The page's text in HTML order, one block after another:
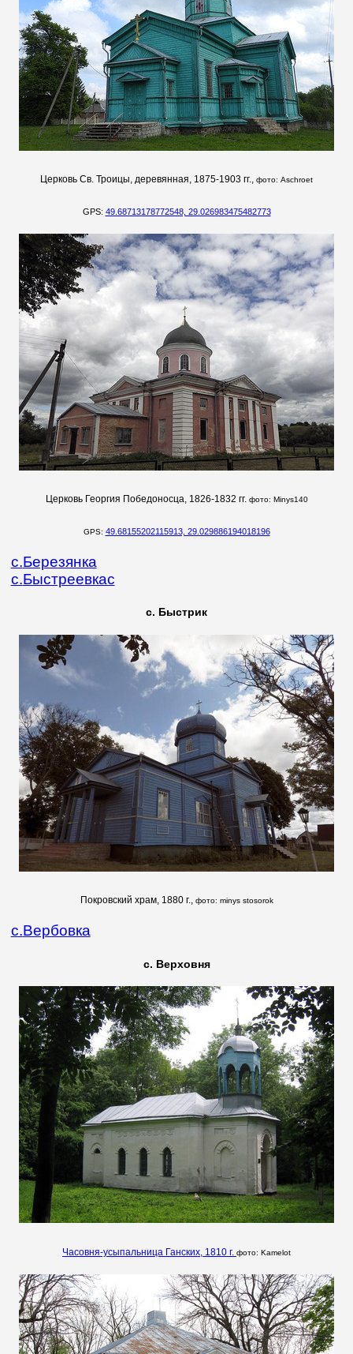
Церковь Св. Троицы, деревянная, 1875-1903 гг., фото: Aschroet
GPS: 49.68713178772548, 29.026983475482773
Церковь Георгия Победоносца, 1826-1832 гг. фото: Minys140
GPS: 49.68155202115913, 29.029886194018196
с.Березянка
с.Быстреевкас
с. Быстрик
Покровский храм, 1880 г., фото: minys stosorok
с.Вербовка
с. Верховня
Часовня-усыпальница Ганских, 1810 г. фото: Kamelot